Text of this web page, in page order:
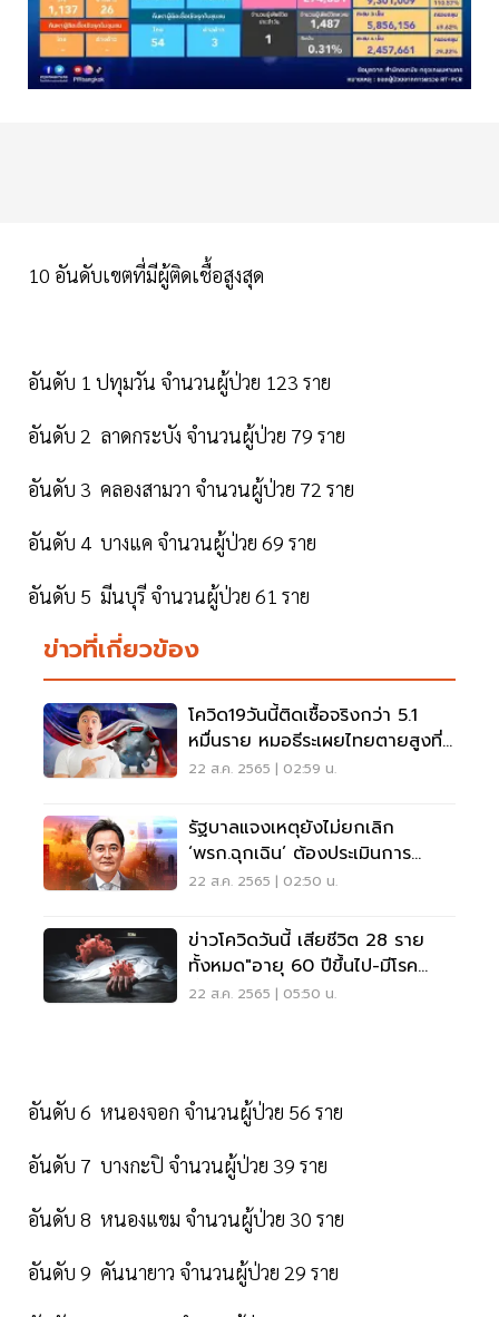
10 อันดับเขตที่มีผู้ติดเชื้อสูงสุด
อันดับ 1 ปทุมวัน จำนวนผู้ป่วย 123 ราย
อันดับ 2 ลาดกระบัง จำนวนผู้ป่วย 79 ราย
อันดับ 3 คลองสามวา จำนวนผู้ป่วย 72 ราย
อันดับ 4 บางแค จำนวนผู้ป่วย 69 ราย
อันดับ 5 มีนบุรี จำนวนผู้ป่วย 61 ราย
ข่าวที่เกี่ยวข้อง
โควิด19วันนี้ติดเชื้อจริงกว่า 5.1
หมื่นราย หมอธีระเผยไทยตายสูงที่
5 เอเชีย
22 ส.ค. 2565 | 02:59 น.
รัฐบาลแจงเหตุยังไม่ยกเลิก
‘พรก.ฉุกเฉิน’ ต้องประเมินการ
ระบาดของโควิด
22 ส.ค. 2565 | 02:50 น.
ข่าวโควิดวันนี้ เสียชีวิต 28 ราย
ทั้งหมด"อายุ 60 ปีขึ้นไป-มีโรค
เรื้อรัง"
22 ส.ค. 2565 | 05:50 น.
อันดับ 6 หนองจอก จำนวนผู้ป่วย 56 ราย
อันดับ 7 บางกะปิ จำนวนผู้ป่วย 39 ราย
อันดับ 8 หนองแขม จำนวนผู้ป่วย 30 ราย
อันดับ 9 คันนายาว จำนวนผู้ป่วย 29 ราย